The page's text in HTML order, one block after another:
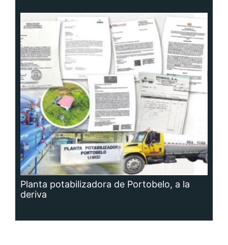
Planta potabilizadora de Portobelo, a la
deriva